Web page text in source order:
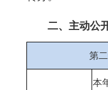
二、主动公
第
本